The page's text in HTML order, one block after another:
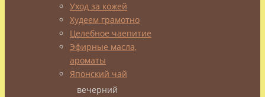
В
зале.
За
большими
окнами
–
вечерний
Уход за кожей
Худеем грамотно
Целебное чаепитие
Эфирные масла,
ароматы
Японский чай